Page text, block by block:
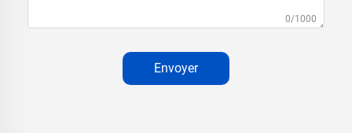
0/1000
Envoyer